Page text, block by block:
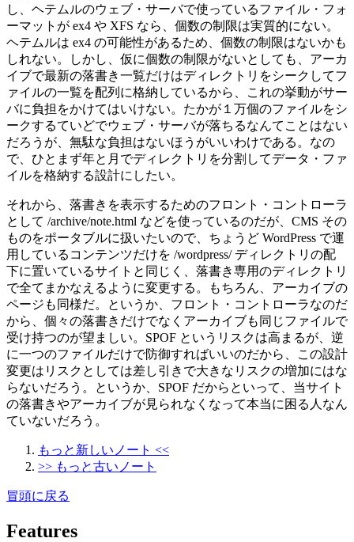
し、ヘテムルのウェブ・サーバで使っているファイル・フォ
ーマットが ex4 や XFS なら、個数の制限は実質的にない。
ヘテムルは ex4 の可能性があるため、個数の制限はないかも
しれない。しかし、仮に個数の制限がないとしても、アーカ
イブで最新の落書き一覧だけはディレクトリをシークしてフ
ァイルの一覧を配列に格納しているから、これの挙動がサー
バに負担をかけてはいけない。たかが１万個のファイルをシ
ークするていどでウェブ・サーバが落ちるなんてことはない
だろうが、無駄な負担はないほうがいいわけである。なの
で、ひとまず年と月でディレクトリを分割してデータ・ファ
イルを格納する設計にしたい。
それから、落書きを表示するためのフロント・コントローラ
として /archive/note.html などを使っているのだが、CMS その
ものをポータブルに扱いたいので、ちょうど WordPress で運
用しているコンテンツだけを /wordpress/ ディレクトリの配
下に置いているサイトと同じく、落書き専用のディレクトリ
で全てまかなえるように変更する。もちろん、アーカイブの
ページも同様だ。というか、フロント・コントローラなのだ
から、個々の落書きだけでなくアーカイブも同じファイルで
受け持つのが望ましい。SPOF というリスクは高まるが、逆
に一つのファイルだけで防御すればいいのだから、この設計
変更はリスクとしては差し引きで大きなリスクの増加にはな
らないだろう。というか、SPOF だからといって、当サイト
の落書きやアーカイブが見られなくなって本当に困る人なん
ていないだろう。
もっと新しいノート <<
>> もっと古いノート
冒頭に戻る
Features